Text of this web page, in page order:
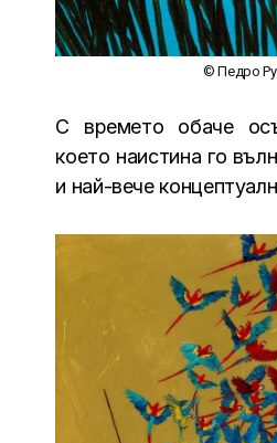
© Педро
С времето обаче
което наистина го
и най-вече